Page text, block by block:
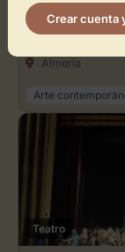
Teatro
Almería
Arte
Teatro
Crear cuenta